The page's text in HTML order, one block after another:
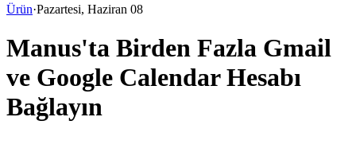
Ürün·Pazartesi, Haziran 08
Manus'ta Birden Fazla Gmail
ve Google Calendar Hesabı
Bağlayın